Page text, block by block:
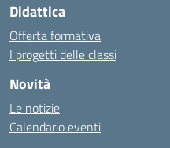
Didattica
Offerta formativa
I progetti delle classi
Novità
Le notizie
Calendario eventi